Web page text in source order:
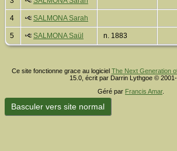
4 SALMONA Sarah
5 SALMONA Saül n. 1883
Ce site fonctionne grace au logiciel The Next Generation
15.0, écrit par Darrin Lythgoe © 2001-
Géré par Francis Amar.
Basculer vers site normal